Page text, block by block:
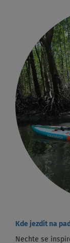
Kde jezdit na
Nechte se